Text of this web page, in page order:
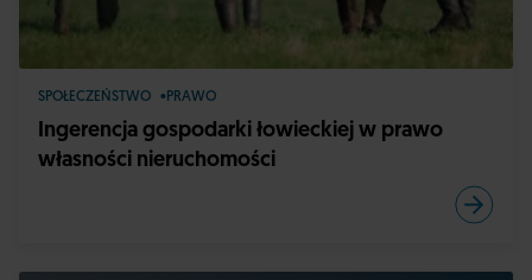
SPOŁECZEŃSTWO PRAWO
Ingerencja gospodarki łowieckiej w prawo
własności nieruchomości